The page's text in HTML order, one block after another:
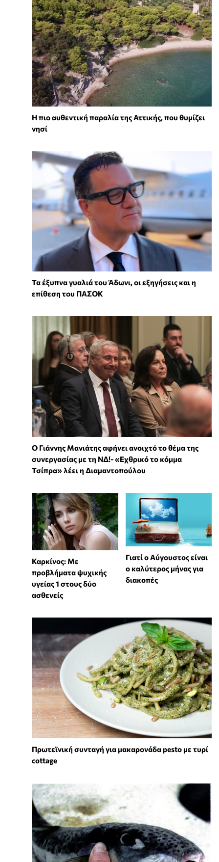
Η πιο αυθεντική παραλία της Αττικής, που θυμίζει
νησί
Τα έξυπνα γυαλιά του Άδωνι, οι εξηγήσεις και η
επίθεση του ΠΑΣΟΚ
Ο Γιάννης Μανιάτης αφήνει ανοιχτό το θέμα της
συνεργασίας με τη ΝΔ!- «Εχθρικό το κόμμα
Τσίπρα» λέει η Διαμαντοπούλου
Καρκίνος: Με
προβλήματα ψυχικής
υγείας 1 στους δύο
ασθενείς
Γιατί ο Αύγουστος είναι
ο καλύτερος μήνας για
διακοπές
Πρωτεϊνική συνταγή για μακαρονάδα pesto με τυρί
cottage